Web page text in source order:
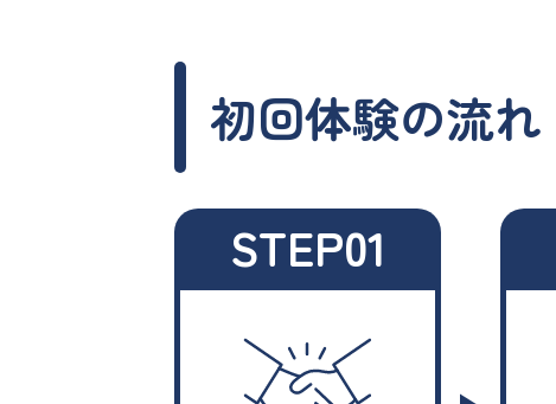
初回体験の流れ
STEP01